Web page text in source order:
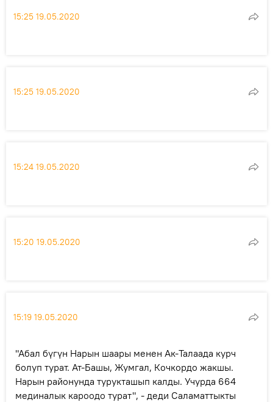
15:25 19.05.2020
15:25 19.05.2020
15:24 19.05.2020
15:20 19.05.2020
15:19 19.05.2020
"Абал бүгүн Нарын шаары менен Ак-Талаада курч
болуп турат. Ат-Башы, Жумгал, Кочкордо жакшы.
Нарын районунда турукташып калды. Учурда 664
мединалык кароодо турат", - деди Саламаттыкты